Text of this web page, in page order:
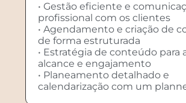
• Gestão eficiente e
profissional com os clientes
• Agendamento e criação de
de forma estruturada
• Estratégia de conteúdo para
alcance e engajamento
• Planeamento detalhado e
calendarização com um